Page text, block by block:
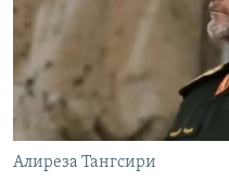
Алиреза Тангсири